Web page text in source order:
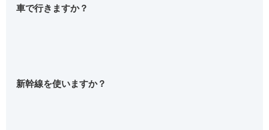
車で行きますか？
新幹線を使いますか？